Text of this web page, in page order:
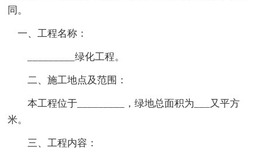
同。
一、工程名称：
_________绿化工程。
二、施工地点及范围：
本工程位于_________，绿地总面积为___又平方
米。
三、工程内容：